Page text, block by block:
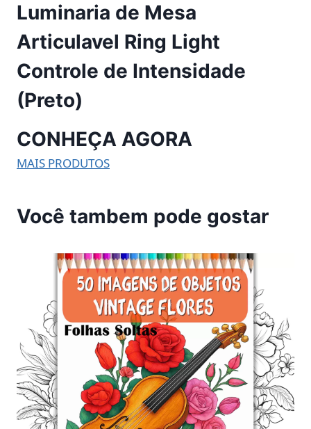
Luminaria de Mesa
Articulavel Ring Light
Controle de Intensidade
(Preto)
CONHEÇA AGORA
MAIS PRODUTOS
Você tambem pode gostar